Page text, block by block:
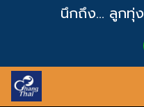
นึกถึง... ลูกทุ่ง